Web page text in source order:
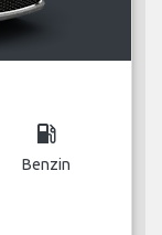
local_gas_station
Benzin